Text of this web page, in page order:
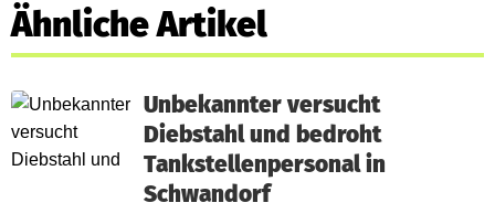
Ähnliche Artikel
Unbekannter versucht
Diebstahl und bedroht
Tankstellenpersonal in
Schwandorf